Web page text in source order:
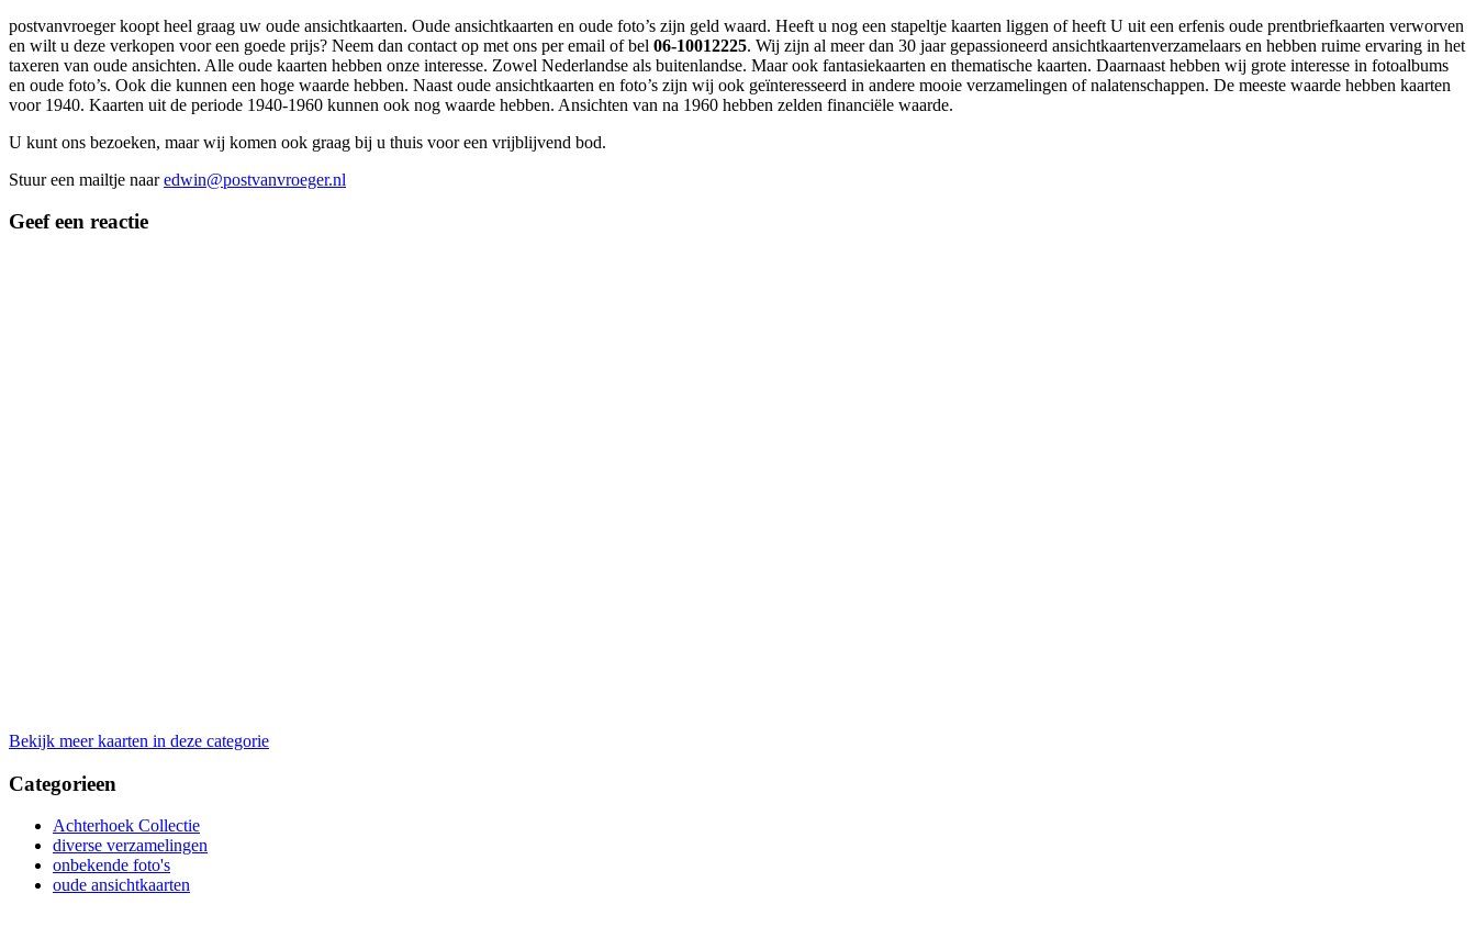
postvanvroeger koopt heel graag uw oude ansichtkaarten. Oude ansichtkaarten en oude foto’s zijn geld waard. Heeft u nog een stapeltje kaarten liggen of heeft U uit een erfenis oude prentbriefkaarten verworven
en wilt u deze verkopen voor een goede prijs? Neem dan contact op met ons per email of bel 06-10012225. Wij zijn al meer dan 30 jaar gepassioneerd ansichtkaartenverzamelaars en hebben ruime ervaring in het
taxeren van oude ansichten. Alle oude kaarten hebben onze interesse. Zowel Nederlandse als buitenlandse. Maar ook fantasiekaarten en thematische kaarten. Daarnaast hebben wij grote interesse in fotoalbums
en oude foto’s. Ook die kunnen een hoge waarde hebben. Naast oude ansichtkaarten en foto’s zijn wij ook geïnteresseerd in andere mooie verzamelingen of nalatenschappen. De meeste waarde hebben kaarten
voor 1940. Kaarten uit de periode 1940-1960 kunnen ook nog waarde hebben. Ansichten van na 1960 hebben zelden financiële waarde.
U kunt ons bezoeken, maar wij komen ook graag bij u thuis voor een vrijblijvend bod.
Stuur een mailtje naaredwin@postvanvroeger.nl
Geef een reactie
Bekijk meer kaarten in deze categorie
Categorieen
Achterhoek Collectie
diverse verzamelingen
onbekende foto's
oude ansichtkaarten